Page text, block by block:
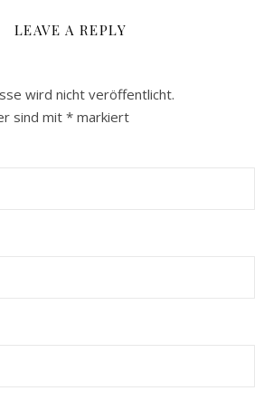
LEAVE A REPLY
wird nicht veröffentlicht.
sind mit * markiert